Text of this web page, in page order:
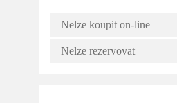
Nelze koupit on-line
Nelze rezervovat